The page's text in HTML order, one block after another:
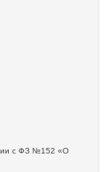
с ФЗ №152 «О